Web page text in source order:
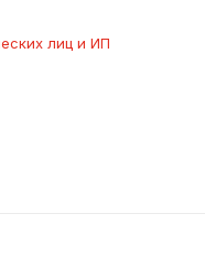
лиц и ИП